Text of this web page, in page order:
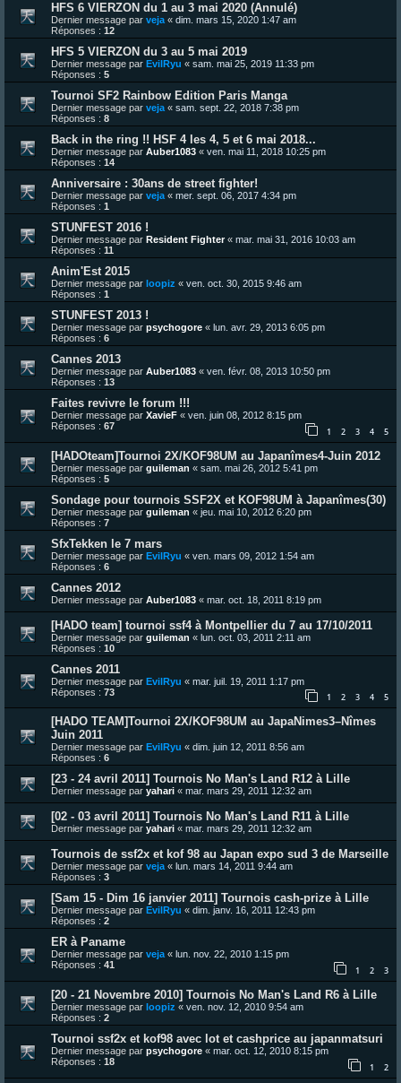
HFS 6 VIERZON du 1 au 3 mai 2020 (Annulé)
Dernier message par veja « dim. mars 15, 2020 1:47 am
Réponses : 12
HFS 5 VIERZON du 3 au 5 mai 2019
Dernier message par EvilRyu « sam. mai 25, 2019 11:33 pm
Réponses : 5
Tournoi SF2 Rainbow Edition Paris Manga
Dernier message par veja « sam. sept. 22, 2018 7:38 pm
Réponses : 8
Back in the ring !! HSF 4 les 4, 5 et 6 mai 2018...
Dernier message par Auber1083 « ven. mai 11, 2018 10:25 pm
Réponses : 14
Anniversaire : 30ans de street fighter!
Dernier message par veja « mer. sept. 06, 2017 4:34 pm
Réponses : 1
STUNFEST 2016 !
Dernier message par Resident Fighter« mar. mai 31, 2016 10:03 am
Réponses : 11
Anim'Est 2015
Dernier message par loopiz « ven. oct. 30, 2015 9:46 am
Réponses : 1
STUNFEST 2013 !
Dernier message par psychogore « lun. avr. 29, 2013 6:05 pm
Réponses : 6
Cannes 2013
Dernier message par Auber1083 « ven. févr. 08, 2013 10:50 pm
Réponses : 13
Faites revivre le forum !!!
Dernier message par XavieF « ven. juin 08, 2012 8:15 pm
Réponses : 67 1 2 3 4 5
[HADOteam]Tournoi 2X/KOF98UM au Japanîmes4-Juin 2012
Dernier message par guileman « sam. mai 26, 2012 5:41 pm
Réponses : 5
Sondage pour tournois SSF2X et KOF98UM à Japanîmes(30)
Dernier message par guileman « jeu. mai 10, 2012 6:20 pm
Réponses : 7
SfxTekken le 7 mars
Dernier message par EvilRyu « ven. mars 09, 2012 1:54 am
Réponses : 6
Cannes 2012
Dernier message par Auber1083 « mar. oct. 18, 2011 8:19 pm
[HADO team] tournoi ssf4 à Montpellier du 7 au 17/10/2011
Dernier message par guileman « lun. oct. 03, 2011 2:11 am
Réponses : 10
Cannes 2011
Dernier message par EvilRyu « mar. juil. 19, 2011 1:17 pm
Réponses : 73 1 2 3 4 5
[HADO TEAM]Tournoi 2X/KOF98UM au JapaNimes3–Nîmes
Juin 2011
Dernier message par EvilRyu « dim. juin 12, 2011 8:56 am
Réponses : 6
[23 - 24 avril 2011] Tournois No Man's Land R12 à Lille
Dernier message par yahari « mar. mars 29, 2011 12:32 am
[02 - 03 avril 2011] Tournois No Man's Land R11 à Lille
Dernier message par yahari « mar. mars 29, 2011 12:32 am
Tournois de ssf2x et kof 98 au Japan expo sud 3 de Marseille
Dernier message par veja« lun. mars 14, 2011 9:44 am
Réponses : 3
[Sam 15 - Dim 16 janvier 2011] Tournois cash-prize à Lille
Dernier message par EvilRyu « dim. janv. 16, 2011 12:43 pm
Réponses : 2
ER à Paname
Dernier message par veja« lun. nov. 22, 2010 1:15 pm
Réponses : 41 1 2 3
[20 - 21 Novembre 2010] Tournois No Man's Land R6 à Lille
Dernier message par loopiz « ven. nov. 12, 2010 9:54 am
Réponses : 2
Tournoi ssf2x et kof98 avec lot et cashprice au japanmatsuri
Dernier message par psychogore « mar. oct. 12, 2010 8:15 pm
Réponses : 18 1 2